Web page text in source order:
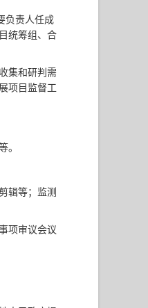
负责人任成
统筹组、合
集和研判需
项目监督工
辑等；监测
项审议会议